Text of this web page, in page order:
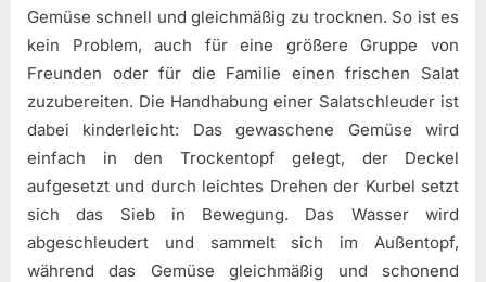
Gemüse schnell und gleichmäßig zu trocknen. So ist es
kein Problem, auch für eine größere Gruppe von
Freunden oder für die Familie einen frischen Salat
zuzubereiten. Die Handhabung einer Salatschleuder ist
dabei kinderleicht: Das gewaschene Gemüse wird
einfach in den Trockentopf gelegt, der Deckel
aufgesetzt und durch leichtes Drehen der Kurbel setzt
sich das Sieb in Bewegung. Das Wasser wird
abgeschleudert und sammelt sich im Außentopf,
während das Gemüse gleichmäßig und schonend